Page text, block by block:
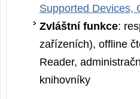
Supported Devices,
Zvláštní funkce:
zařízeních), offline
Reader,
knihovníky